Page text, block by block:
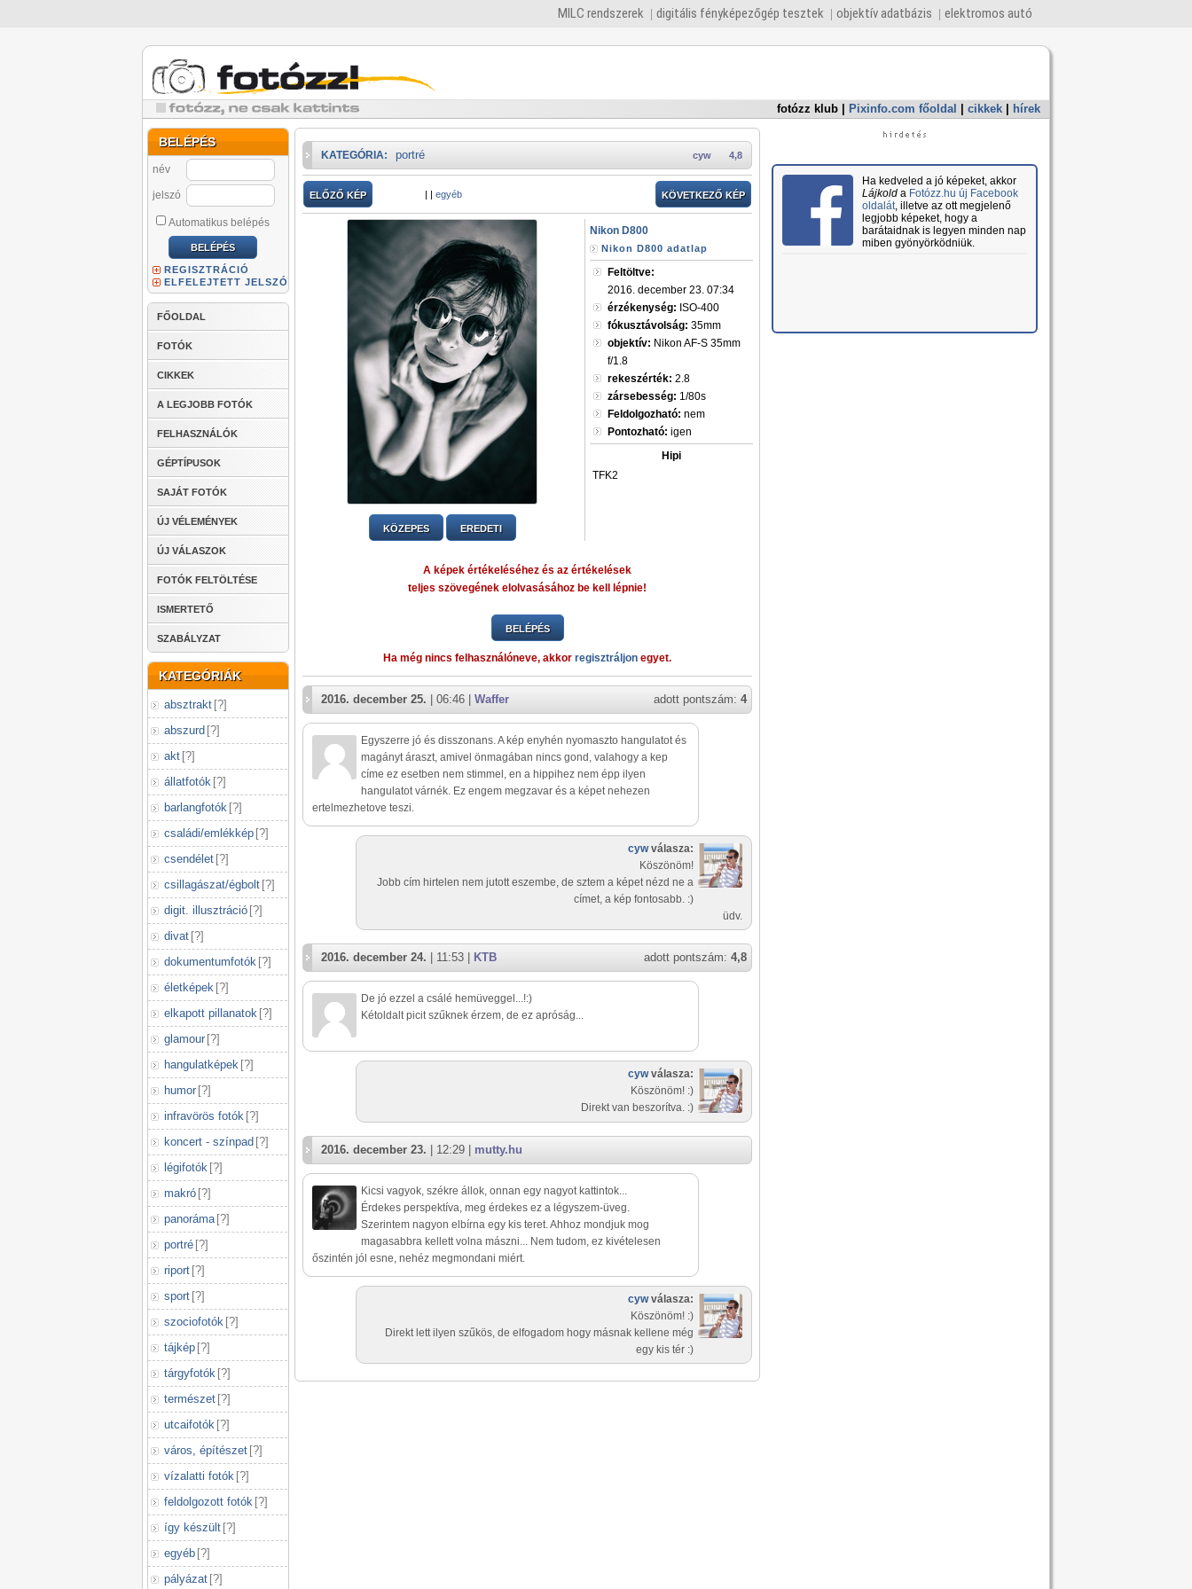
MILC rendszerek digitális fényképezőgép tesztek objektív adatbázis elektromos autó
fotózz klub Pixinfo.com főoldal cikkek hírek
BELÉPÉS
név
jelszó
Automatikus belépés
REGISZTRÁCIÓ
ELFELEJTETT JELSZÓ
FŐOLDAL
FOTÓK
CIKKEK
A LEGJOBB FOTÓK
FELHASZNÁLÓK
GÉPTÍPUSOK
SAJÁT FOTÓK
ÚJ VÉLEMÉNYEK
ÚJ VÁLASZOK
FOTÓK FELTÖLTÉSE
ISMERTETŐ
SZABÁLYZAT
KATEGÓRIÁK
absztrakt [?]
abszurd [?]
akt [?]
állatfotók [?]
barlangfotók [?]
családi/emlékkép [?]
csendélet [?]
csillagászat/égbolt [?]
digit. illusztráció [?]
divat [?]
dokumentumfotók [?]
életképek [?]
elkapott pillanatok [?]
glamour [?]
hangulatképek [?]
humor [?]
infravörös fotók [?]
koncert - színpad [?]
légifotók [?]
makró [?]
panoráma [?]
portré [?]
riport [?]
sport [?]
szociofotók [?]
tájkép [?]
tárgyfotók [?]
természet [?]
utcaifotók [?]
város, építészet [?]
vízalatti fotók [?]
feldolgozott fotók [?]
így készült [?]
egyéb [?]
pályázat [?]
4,8
cyw
KATEGÓRIA: portré
ELŐZŐ KÉP | | egyéb KÖVETKEZŐ KÉP
KÖZEPES EREDETI
Nikon D800
Nikon D800 adatlap
Feltöltve:
2016. december 23. 07:34
érzékenység: ISO-400
fókusztávolság: 35mm
objektív: Nikon AF-S 35mm
f/1.8
rekeszérték: 2.8
zársebesség: 1/80s
Feldolgozható: nem
Pontozható: igen
Hipi
TFK2
A képek értékeléséhez és az értékelések
teljes szövegének elolvasásához be kell lépnie!
BELÉPÉS
Ha még nincs felhasználóneve, akkor regisztráljon egyet.
adott pontszám: 4
2016. december 25. | 06:46 | Waffer
Egyszerre jó és disszonans. A kép enyhén nyomaszto hangulatot és
magányt áraszt, amivel önmagában nincs gond, valahogy a kep
címe ez esetben nem stimmel, en a hippihez nem épp ilyen
hangulatot várnék. Ez engem megzavar és a képet nehezen
ertelmezhetove teszi.
cywválasza:
Köszönöm!
Jobb cím hirtelen nem jutott eszembe, de sztem a képet nézd ne a
címet, a kép fontosabb. :)
üdv.
adott pontszám: 4,8
2016. december 24. | 11:53 | KTB
De jó ezzel a csálé hemüveggel...!:)
Kétoldalt picit szűknek érzem, de ez apróság...
cywválasza:
Köszönöm! :)
Direkt van beszorítva. :)
2016. december 23. | 12:29 | mutty.hu
Kicsi vagyok, székre állok, onnan egy nagyot kattintok...
Érdekes perspektíva, meg érdekes ez a légyszem-üveg.
Szerintem nagyon elbírna egy kis teret. Ahhoz mondjuk mog
magasabbra kellett volna mászni... Nem tudom, ez kivételesen
őszintén jól esne, nehéz megmondani miért.
cywválasza:
Köszönöm! :)
Direkt lett ilyen szűkös, de elfogadom hogy másnak kellene még
egy kis tér :)
Ha kedveled a jó képeket, akkor
Lájkolda Fotózz.hu új Facebook
oldalát, illetve az ott megjelenő
legjobb képeket, hogy a
barátaidnak is legyen minden nap
miben gyönyörködniük.